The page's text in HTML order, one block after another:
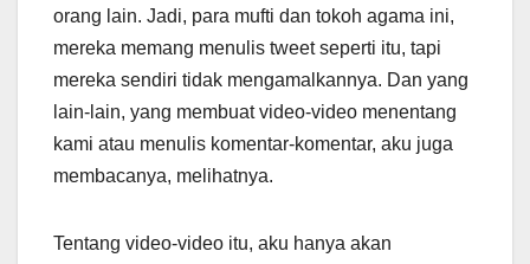
orang lain. Jadi, para mufti dan tokoh agama ini,
mereka memang menulis tweet seperti itu, tapi
mereka sendiri tidak mengamalkannya. Dan yang
lain-lain, yang membuat video-video menentang
kami atau menulis komentar-komentar, aku juga
membacanya, melihatnya.
Tentang video-video itu, aku hanya akan